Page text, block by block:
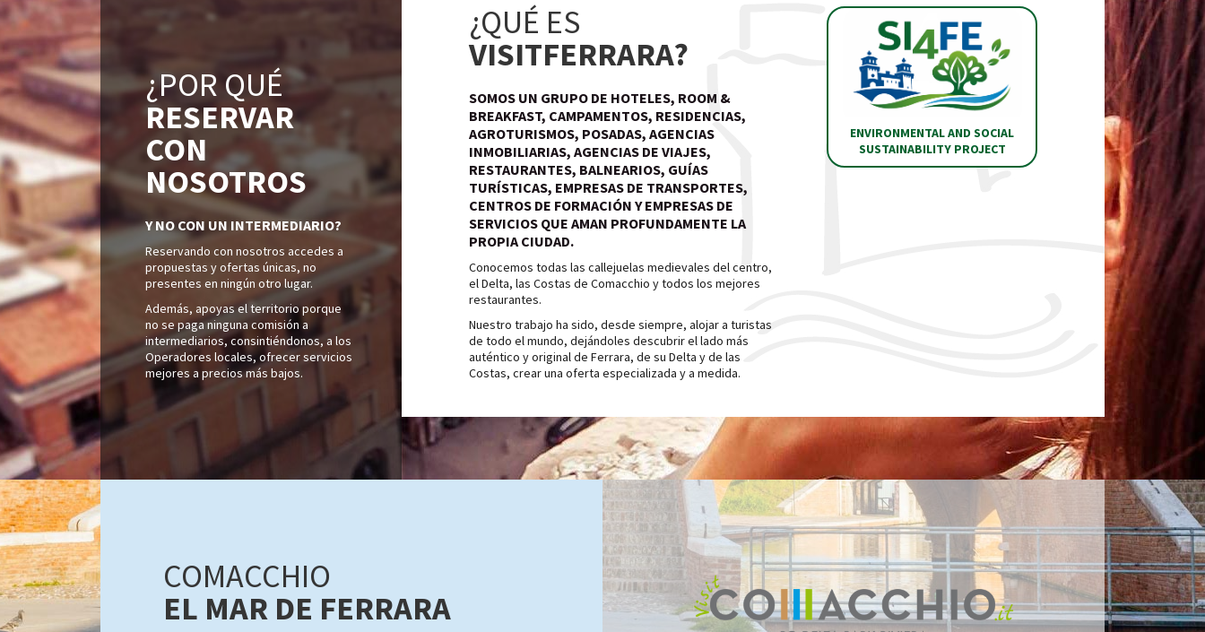
¿POR QUÉ
RESERVAR
CON
NOSOTROS
Y NO CON UN INTERMEDIARIO?
Reservando con nosotros accedes a
propuestas y ofertas únicas, no
presentes en ningún otro lugar.
Además, apoyas el territorio porque
no se paga ninguna comisión a
intermediarios, consintiéndonos, a los
Operadores locales, ofrecer servicios
mejores a precios más bajos.
¿QUÉ ES
VISITFERRARA?
SOMOS UN GRUPO DE HOTELES, ROOM &
BREAKFAST, CAMPAMENTOS, RESIDENCIAS,
AGROTURISMOS, POSADAS, AGENCIAS
INMOBILIARIAS, AGENCIAS DE VIAJES,
RESTAURANTES, BALNEARIOS, GUÍAS
TURÍSTICAS, EMPRESAS DE TRANSPORTES,
CENTROS DE FORMACIÓN Y EMPRESAS DE
SERVICIOS QUE AMAN PROFUNDAMENTE LA
PROPIA CIUDAD.
Conocemos todas las callejuelas medievales del centro,
el Delta, las Costas de Comacchio y todos los mejores
restaurantes.
Nuestro trabajo ha sido, desde siempre, alojar a turistas
de todo el mundo, dejándoles descubrir el lado más
auténtico y original de Ferrara, de su Delta y de las
Costas, crear una oferta especializada y a medida.
ENVIRONMENTAL AND SOCIAL
SUSTAINABILITY PROJECT
COMACCHIO
EL MAR DE FERRARA